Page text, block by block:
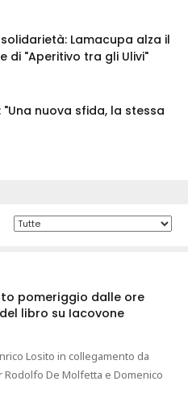
Lamacupa alza il
di "Aperitivo tra gli Ulivi"
nuova sfida, la stessa
pomeriggio dalle ore
libro su Iacovone
Losito in collegamento da
De Molfetta e Domenico